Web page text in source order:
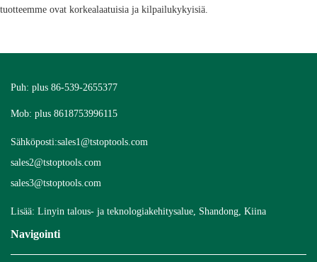
tuotteemme ovat korkealaatuisia ja kilpailukykyisiä.
Puh: plus 86-539-2655377
Mob: plus 8618753996115
Sähköposti:sales1@tstoptools.com
sales2@tstoptools.com
sales3@tstoptools.com
Lisää: Linyin talous- ja teknologiakehitysalue, Shandong, Kiina
Navigointi